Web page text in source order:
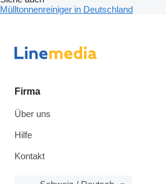
Mülltonnenreiniger in Deutschland
Firma
Über uns
Hilfe
Kontakt